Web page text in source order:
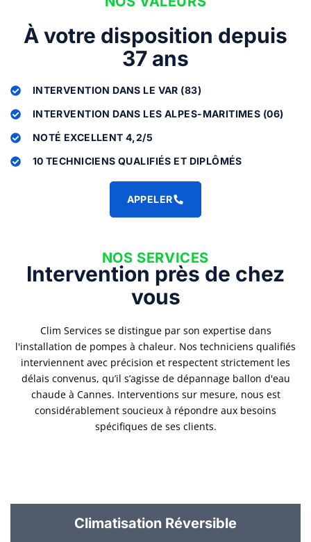
À votre disposition depuis
37 ans
INTERVENTION DANS LE VAR (83)
INTERVENTION DANS LES ALPES-MARITIMES (06)
NOTÉ EXCELLENT 4,2/5
10 TECHNICIENS QUALIFIÉS ET DIPLÔMÉS
APPELER
NOS SERVICES
Intervention près de chez
vous
Clim Services se distingue par son expertise dans
l'installation de pompes à chaleur. Nos techniciens qualifiés
interviennent avec précision et respectent strictement les
délais convenus, qu’il s’agisse de dépannage ballon d'eau
chaude à Cannes. Interventions sur mesure, nous est
considérablement soucieux à répondre aux besoins
spécifiques de ses clients.
Climatisation Réversible